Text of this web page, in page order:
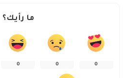
ما رأيك؟
0
0
0